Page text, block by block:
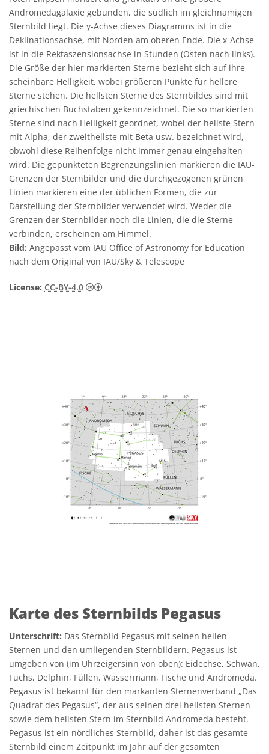
Andromedagalaxie gebunden, die südlich im gleichnamigen
Sternbild liegt. Die y-Achse dieses Diagramms ist in die
Deklinationsachse, mit Norden am oberen Ende. Die x-Achse
ist in die Rektaszensionsachse in Stunden (Osten nach links).
Die Größe der hier markierten Sterne bezieht sich auf ihre
scheinbare Helligkeit, wobei größeren Punkte für hellere
Sterne stehen. Die hellsten Sterne des Sternbildes sind mit
griechischen Buchstaben gekennzeichnet. Die so markierten
Sterne sind nach Helligkeit geordnet, wobei der hellste Stern
mit Alpha, der zweithellste mit Beta usw. bezeichnet wird,
obwohl diese Reihenfolge nicht immer genau eingehalten
wird. Die gepunkteten Begrenzungslinien markieren die IAU-
Grenzen der Sternbilder und die durchgezogenen grünen
Linien markieren eine der üblichen Formen, die zur
Darstellung der Sternbilder verwendet wird. Weder die
Grenzen der Sternbilder noch die Linien, die die Sterne
verbinden, erscheinen am Himmel.
Bild: Angepasst vom IAU Office of Astronomy for Education
nach dem Original von IAU/Sky & Telescope
License: CC-BY-4.0 Creative Commons Namensnennung 4.0
Karte des Sternbilds Pegasus
Unterschrift: Das Sternbild Pegasus mit seinen hellen
Sternen und den umliegenden Sternbildern. Pegasus ist
umgeben von (im Uhrzeigersinn von oben): Eidechse, Schwan,
Fuchs, Delphin, Füllen, Wassermann, Fische und Andromeda.
Pegasus ist bekannt für den markanten Sternenverband „Das
Quadrat des Pegasus“, der aus seinen drei hellsten Sternen
sowie dem hellsten Stern im Sternbild Andromeda besteht.
Pegasus ist ein nördliches Sternbild, daher ist das gesamte
Sternbild einem Zeitpunkt im Jahr auf der gesamten